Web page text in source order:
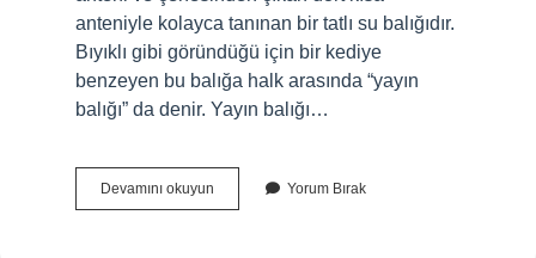
anteniyle kolayca tanınan bir tatlı su balığıdır.
Bıyıklı gibi göründüğü için bir kediye
benzeyen bu balığa halk arasında “yayın
balığı” da denir. Yayın balığı…
Devamını okuyun
Balığı
Yorum Bırak